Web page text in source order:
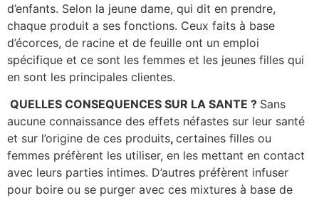
d’enfants. Selon la jeune dame, qui dit en prendre,
chaque produit a ses fonctions. Ceux faits à base
d’écorces, de racine et de feuille ont un emploi
spécifique et ce sont les femmes et les jeunes filles qui
en sont les principales clientes.
QUELLES CONSEQUENCES SUR LA SANTE ? Sans
aucune connaissance des effets néfastes sur leur santé
et sur l’origine de ces produits, certaines filles ou
femmes préfèrent les utiliser, en les mettant en contact
avec leurs parties intimes. D’autres préfèrent infuser
pour boire ou se purger avec ces mixtures à base de